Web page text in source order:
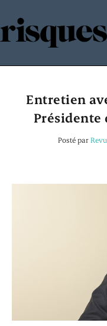
Entretien
Présidente
Posté par